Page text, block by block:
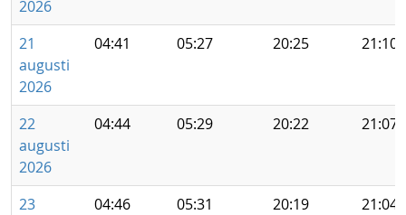
2026
21
augusti
2026
04:41 05:27 20:25 21:10
22
augusti
2026
04:44 05:29 20:22 21:07
23
04:46 05:31 20:19 21:04